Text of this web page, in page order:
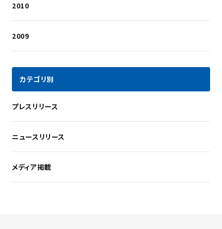
2010
2009
カテゴリ別
プレスリリース
ニュースリリース
メディア掲載